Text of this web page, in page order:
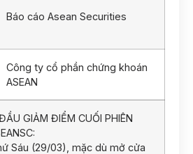
Báo cáo Asean Securities
Công ty cổ phần chứng khoán
ASEAN
GIẢM ĐIỂM CUỐI PHIÊN
Sáu (29/03), mặc dù mở cửa